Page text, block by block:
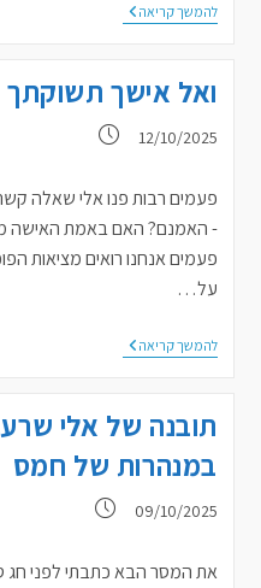
להמשך קריאהבדידות
ואל אישך
פורסם:
12/10/2025
פעמים רבות פנו אלי שאלה
- האמנם? האם באמת האישה
פעמים אנחנו רואים מציאות
על…
להמשך קריאהואל
אישך
האמנם?
תובנה של אלי
במנהרות של חמס
פורסם:
09/10/2025
את המסר הבא כתבתי לפני חג